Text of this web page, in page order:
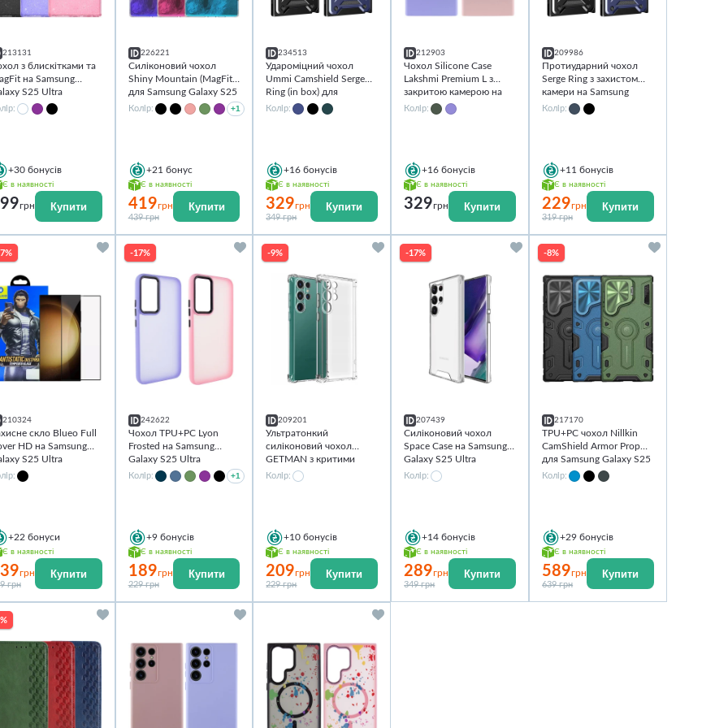
213131
з блискітками та
на Samsung
S25 Ultra
+30 бонусів
Є в наявності
грн Купити
226221
Силіконовий чохол
Shiny Mountain (MagFit)
для Samsung Galaxy S25
Ultra
Колір: +1
+21 бонус
Є в наявності
419грн
439 грн
Купити
234513
Удароміцний чохол
Ummi Camshield Serge
Ring (in box) для
Samsung Galaxy S25
Колір:
+16 бонусів
Є в наявності
329грн
349 грн
Купити
212903
Чохол Silicone Case
Lakshmi Premium L з
закритою камерою на
Samsung Galaxy S25
Колір:
+16 бонусів
Є в наявності
329грн Купити
209986
Протиударний чохол
Serge Ring з захистом
камери на Samsung
Galaxy S25 Ultra
Колір:
+11 бонусів
Є в наявності
229грн
319 грн
Купити
210324
скло Blueo Full
HD на Samsung
S25 Ultra
+22 бонуси
Є в наявності
грн
грн
Купити
-17%
242622
Чохол TPU+PC Lyon
Frosted на Samsung
Galaxy S25 Ultra
Колір: +1
+9 бонусів
Є в наявності
189грн
229 грн
Купити
-9%
209201
Ультратонкий
силіконовий чохол
GETMAN з критими
бортами та камерою
для Samsung Galaxy S25
Колір:
+10 бонусів
Є в наявності
209грн
229 грн
Купити
-17%
207439
Силіконовий чохол
Space Case на Samsung
Galaxy S25 Ultra
Колір:
+14 бонусів
Є в наявності
289грн
349 грн
Купити
-8%
217170
TPU+PC чохол Nillkin
CamShield Armor Prop
для Samsung Galaxy S25
Ultra
Колір:
+29 бонусів
Є в наявності
589грн
639 грн
Купити